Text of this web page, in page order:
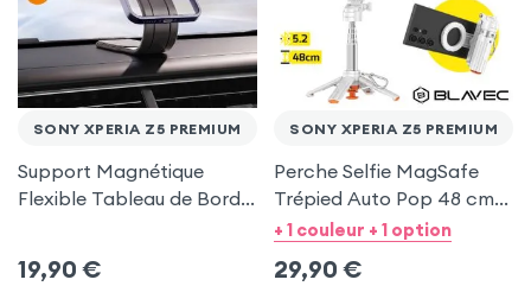
SONY XPERIA Z5 PREMIUM
Support Magnétique
Flexible Tableau de Bord
19,90 €
SONY XPERIA Z5 PREMIUM
Perche Selfie MagSafe
Trépied Auto Pop 48 cm
Blanc pour Sony Xperia
+ 1 couleur + 1 option
29,90 €